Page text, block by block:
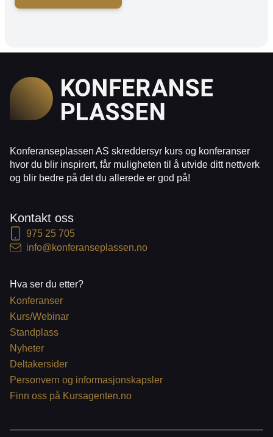
Konferanseplassen AS skreddersyr kurs og konferanser
hvor du blir inspirert, får muligheten til å utvide ditt nettverk
og blir bedre på det du allerede er god på!
Kontakt oss
975 25 705
info@konferanseplassen.no
Hva ser du etter?
Konferanser
Kurs/Webinar
Standplass
Nyheter
Deltakersider
Personvern og informasjonskapsler
Finn oss på Kursagenten.no